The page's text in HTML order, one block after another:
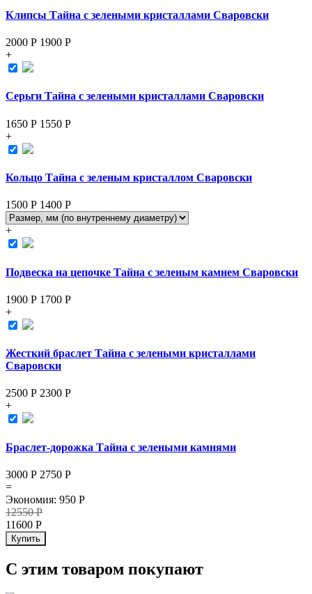
Клипсы Тайна с зелеными кристаллами Сваровски
2000 Р 1900 Р
+
Серьги Тайна с зелеными кристаллами Сваровски
1650 Р 1550 Р
+
Кольцо Тайна с зеленым кристаллом Сваровски
1500 Р 1400 Р
+
Подвеска на цепочке Тайна с зеленым камнем Сваровски
1900 Р 1700 Р
+
Жесткий браслет Тайна с зелеными кристаллами
Сваровски
2500 Р 2300 Р
+
Браслет-дорожка Тайна с зелеными камнями
3000 Р 2750 Р
=
Экономия: 950 Р
12550Р
11600 Р
Купить
С этим товаром покупают